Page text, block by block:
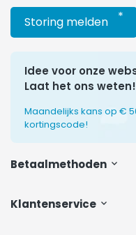
Klantenservice
Storing melden *
Idee voor onze
Laat het ons weten!
Maandelijks kans op €
kortingscode!
Betaalmethoden